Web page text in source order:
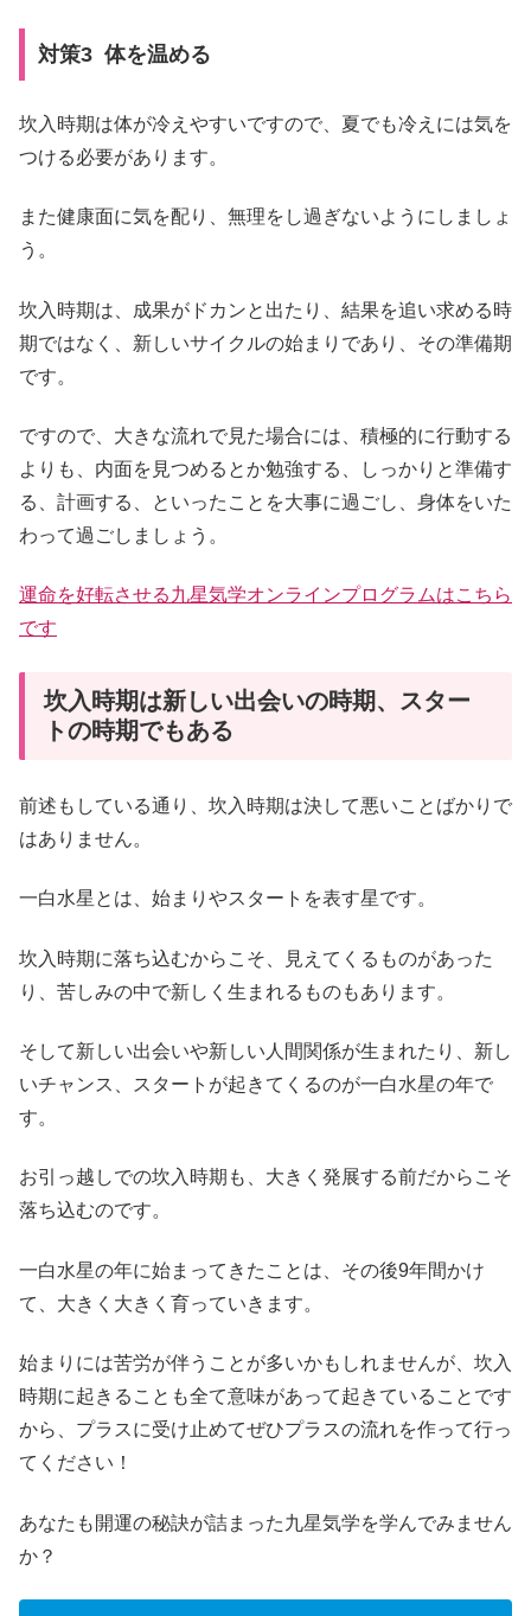
対策3 体を温める
坎入時期は体が冷えやすいですので、夏でも冷えには気を
つける必要があります。
また健康面に気を配り、無理をし過ぎないようにしましょ
う。
坎入時期は、成果がドカンと出たり、結果を追い求める時
期ではなく、新しいサイクルの始まりであり、その準備期
です。
ですので、大きな流れで見た場合には、積極的に行動する
よりも、内面を見つめるとか勉強する、しっかりと準備す
る、計画する、といったことを大事に過ごし、身体をいた
わって過ごしましょう。
運命を好転させる九星気学オンラインプログラムはこちら
です
坎入時期は新しい出会いの時期、スター
トの時期でもある
前述もしている通り、坎入時期は決して悪いことばかりで
はありません。
一白水星とは、始まりやスタートを表す星です。
坎入時期に落ち込むからこそ、見えてくるものがあった
り、苦しみの中で新しく生まれるものもあります。
そして新しい出会いや新しい人間関係が生まれたり、新し
いチャンス、スタートが起きてくるのが一白水星の年で
す。
お引っ越しでの坎入時期も、大きく発展する前だからこそ
落ち込むのです。
一白水星の年に始まってきたことは、その後9年間かけ
て、大きく大きく育っていきます。
始まりには苦労が伴うことが多いかもしれませんが、坎入
時期に起きることも全て意味があって起きていることです
から、プラスに受け止めてぜひプラスの流れを作って行っ
てください！
あなたも開運の秘訣が詰まった九星気学を学んでみません
か？